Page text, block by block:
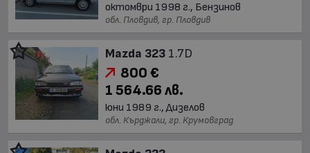
октомври 1998 г., Бензинов
обл. Пловдив, гр. Пловдив
Mazda 323 1.7D
800 €
1 564.66 лв.
юни 1989 г., Дизелов
обл. Кърджали, гр. Крумовград